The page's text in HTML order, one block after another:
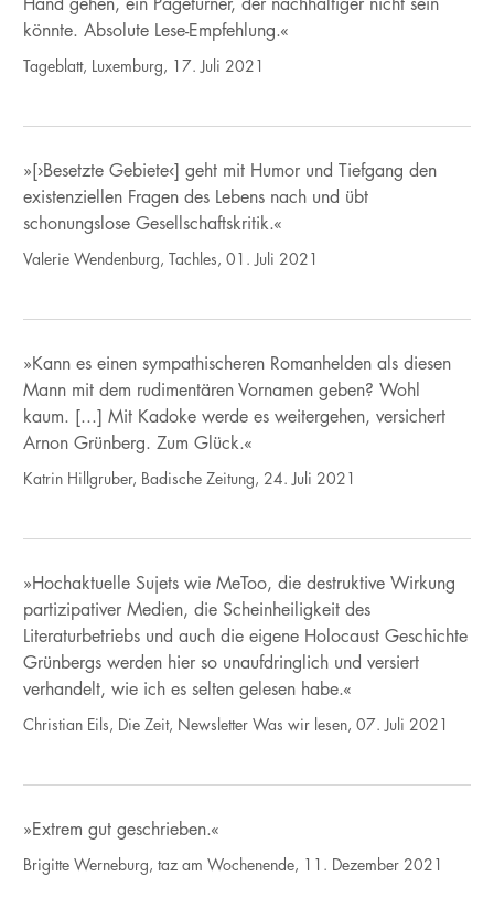
könnte. Absolute Lese-Empfehlung.«
Tageblatt, Luxemburg, 17. Juli 2021
»[›Besetzte Gebiete‹] geht mit Humor und Tiefgang den
existenziellen Fragen des Lebens nach und übt
schonungslose Gesellschaftskritik.«
Valerie Wendenburg, Tachles, 01. Juli 2021
»Kann es einen sympathischeren Romanhelden als diesen
Mann mit dem rudimentären Vornamen geben? Wohl
kaum. [...] Mit Kadoke werde es weitergehen, versichert
Arnon Grünberg. Zum Glück.«
Katrin Hillgruber, Badische Zeitung, 24. Juli 2021
»Hochaktuelle Sujets wie MeToo, die destruktive Wirkung
partizipativer Medien, die Scheinheiligkeit des
Literaturbetriebs und auch die eigene Holocaust Geschichte
Grünbergs werden hier so unaufdringlich und versiert
verhandelt, wie ich es selten gelesen habe.«
Christian Eils, Die Zeit, Newsletter Was wir lesen, 07. Juli 2021
»Extrem gut geschrieben.«
Brigitte Werneburg, taz am Wochenende, 11. Dezember 2021